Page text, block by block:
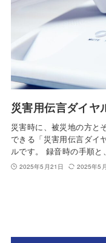
災害用伝言ダイヤ
災害時に、被災地の方と
できる「災害用伝言ダイ
ルです。 録音時の手順
2025年5月21日 2025年5